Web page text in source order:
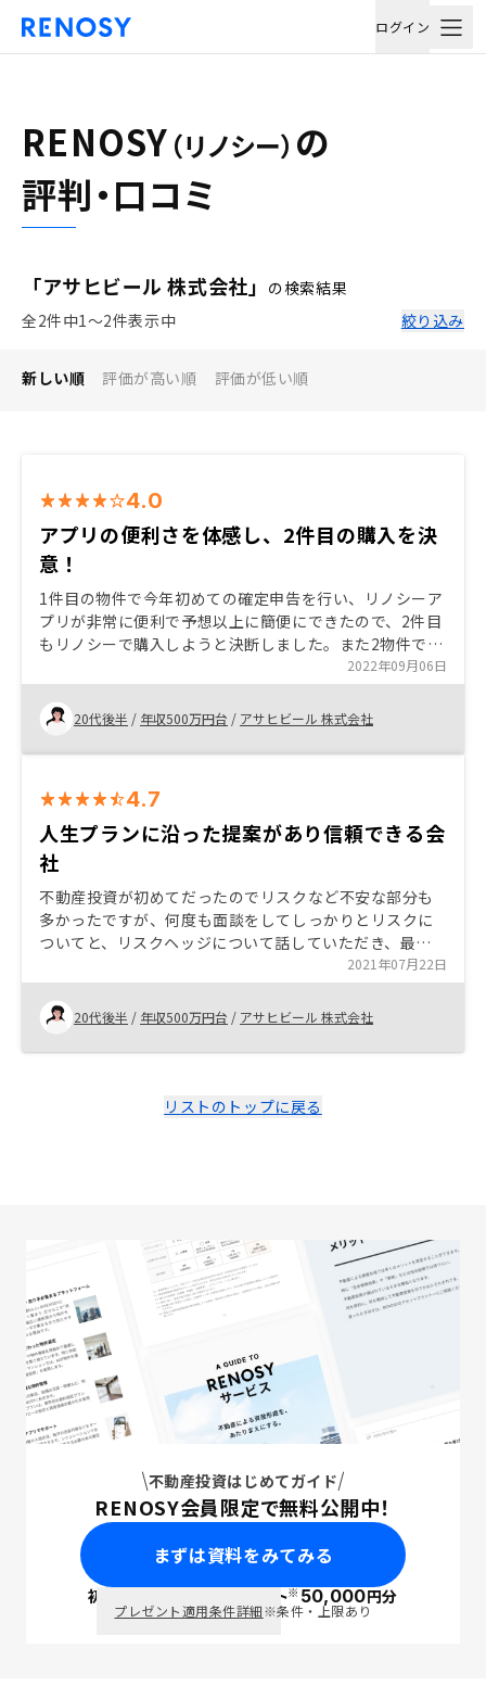
ログイン
RENOSY （リノシー） の
評判・口コミ
「アサヒビール 株式会社」 の検索結果
全2件中1〜2件表示中
絞り込み
新しい順 評価が高い順 評価が低い順
4.0
アプリの便利さを体感し、2件目の購入を決
意！
1件目の物件で今年初めての確定申告を行い、リノシーア
プリが非常に便利で予想以上に簡便にできたので、2件目
もリノシーで購入しようと決断しました。また2物件での
運用により、よりリスク分散ができる点、今後の運用方
法も選択肢が持てる点を丁寧に説明いただき納得できた
ので購入を決めました。
2022年09月06日
20代後半 / 年収500万円台 / アサヒビール 株式会社
4.7
人生プランに沿った提案があり信頼できる会
社
不動産投資が初めてだったのでリスクなど不安な部分も
多かったですが、何度も面談をしてしっかりとリスクに
ついてと、リスクヘッジについて話していただき、最終
的には不安な点を全て解消できた点が決め手でした。い
くつか別の不動産会社とも面談をしていましたが、押し
売りをされることもなく、しっかりと人生プランに沿っ
てご提案いただけて信頼できる会社だと思いました。
2021年07月22日
20代後半 / 年収500万円台 / アサヒビール 株式会社
リストのトップに戻る
不動産投資はじめてガイド
RENOSY会員限定で無料公開中！
まずは資料をみてみる
初回面談で ポイント※50,000円分
プレゼント適用条件詳細※条件・上限あり